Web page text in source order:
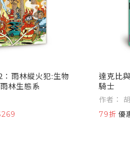
雨林縱火犯:生物
林生態系
達克比
騎士
作
79折 優